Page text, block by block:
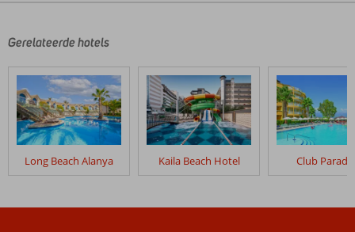
door
klanten
geschreven
na
hun
verblijf
Royal
Gerelateerde hotels
Long Beach Alanya Kaila Beach Hotel Club